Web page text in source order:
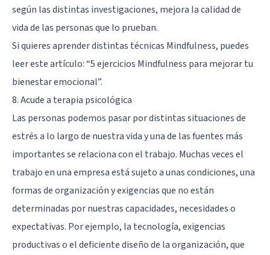
según las distintas investigaciones, mejora la calidad de
vida de las personas que lo prueban.
Si quieres aprender distintas técnicas Mindfulness, puedes
leer este artículo: “5 ejercicios Mindfulness para mejorar tu
bienestar emocional”.
8. Acude a terapia psicológica
Las personas podemos pasar por distintas situaciones de
estrés a lo largo de nuestra vida y una de las fuentes más
importantes se relaciona con el trabajo. Muchas veces el
trabajo en una empresa está sujeto a unas condiciones, una
formas de organización y exigencias que no están
determinadas por nuestras capacidades, necesidades o
expectativas. Por ejemplo, la tecnología, exigencias
productivas o el deficiente diseño de la organización, que